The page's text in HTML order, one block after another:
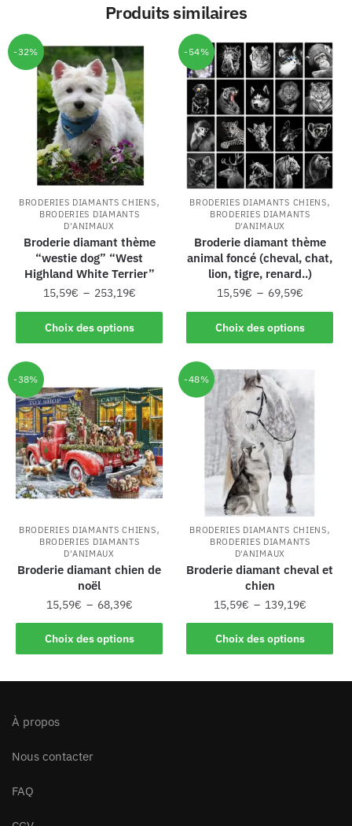
Produits similaires
-32%
BRODERIES DIAMANTS CHIENS,
BRODERIES DIAMANTS
D'ANIMAUX
Broderie diamant thème
“westie dog” “West
Highland White Terrier”
15,59€ – 253,19€
Choix des options
-54%
BRODERIES DIAMANTS CHIENS,
BRODERIES DIAMANTS
D'ANIMAUX
Broderie diamant thème
animal foncé (cheval, chat,
lion, tigre, renard..)
15,59€ – 69,59€
Choix des options
-38%
BRODERIES DIAMANTS CHIENS,
BRODERIES DIAMANTS
D'ANIMAUX
Broderie diamant chien de
noël
15,59€ – 68,39€
Choix des options
-48%
BRODERIES DIAMANTS CHIENS,
BRODERIES DIAMANTS
D'ANIMAUX
Broderie diamant cheval et
chien
15,59€ – 139,19€
Choix des options
À propos
Nous contacter
FAQ